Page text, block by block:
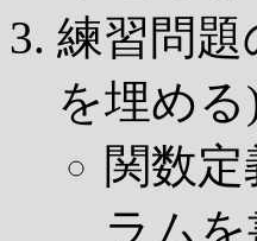
練習問
を埋める)
関数
ラムを